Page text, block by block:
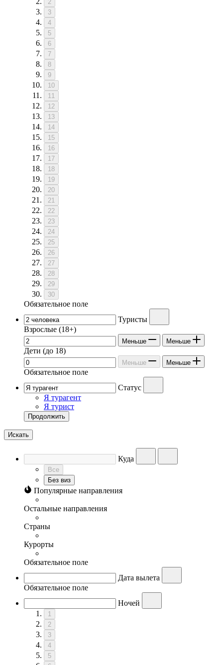
2
3
4
5
6
7
8
9
10
11
12
13
14
15
16
17
18
19
20
21
22
23
24
25
26
27
28
29
30
Обязательное поле
Туристы
Взрослые (18+)
Меньше Меньше
Дети (до 18)
Меньше Меньше
Обязательное поле
Статус
Я турагент
Я турист
Продолжить
Искать
Куда
Все
Без виз
Популярные направления
Остальные направления
Страны
Курорты
Обязательное поле
Дата вылета
Обязательное поле
Ночей
1
2
3
4
5